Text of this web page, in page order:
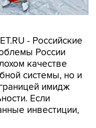
- Российские
России
качестве
системы, но и
имидж
Если
инвестиции,